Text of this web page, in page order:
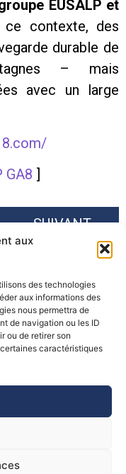
aux
des technologies
aux informations des
nous permettra de
de navigation ou les ID
ou de retirer son
caractéristiques
EUSALP et
ce contexte, des
durable de
– mais
avec un large
GA8 ]
SUIVANT
la prévention des